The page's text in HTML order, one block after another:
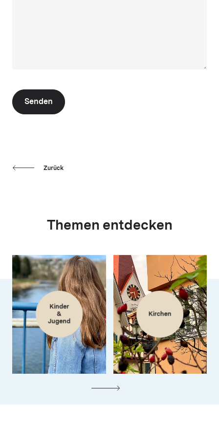
Senden
Zurück
Themen entdecken
Kinder
&
Jugend
Kirchen